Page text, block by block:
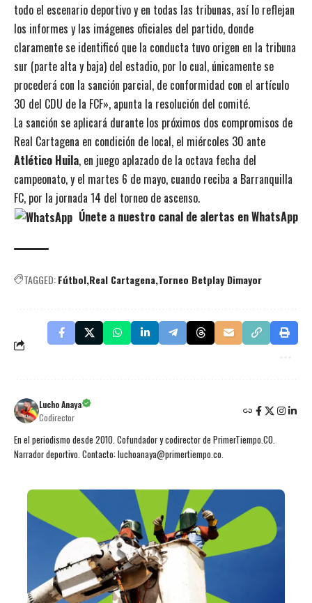
todo el escenario deportivo y en todas las tribunas, así lo reflejan
los informes y las imágenes oficiales del partido, donde
claramente se identificó que la conducta tuvo origen en la tribuna
sur (parte alta y baja) del estadio, por lo cual, únicamente se
procederá con la sanción parcial, de conformidad con el artículo
30 del CDU de la FCF», apunta la resolución del comité.
La sanción se aplicará durante los próximos dos compromisos de
Real Cartagena en condición de local, el miércoles 30 ante
Atlético Huila, en juego aplazado de la octava fecha del
campeonato, y el martes 6 de mayo, cuando reciba a Barranquilla
FC, por la jornada 14 del torneo de ascenso.
Únete a nuestro canal de alertas en WhatsApp
TAGGED:Fútbol Real Cartagena Torneo Betplay Dimayor
Lucho Anaya
Codirector
En el periodismo desde 2010. Cofundador y codirector de PrimerTiempo.CO.
Narrador deportivo. Contacto: luchoanaya@primertiempo.co.